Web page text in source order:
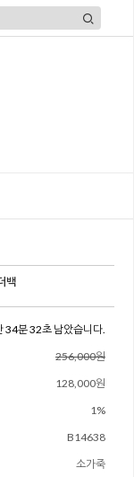
백
34분 31초 남았습니다.
256,000원
128,000원
1%
B14638
소가죽